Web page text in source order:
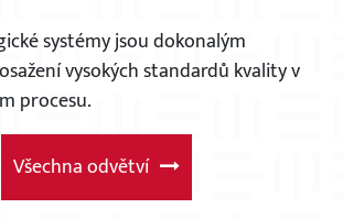
systémy jsou dokonalým
vysokých standardů kvality v
procesu.
Všechna odvětví